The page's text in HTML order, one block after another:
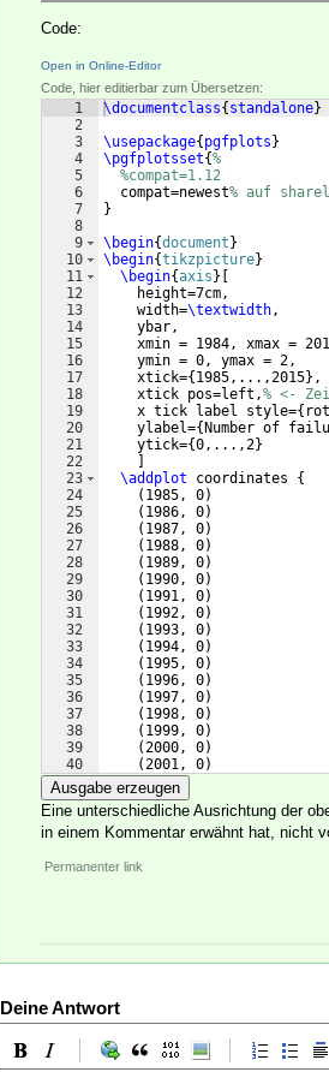
Code:
Open in Online-Editor
Code, hier editierbar zum Übersetzen:
1
2
3
4
5
6
7
8
9
10
11
12
13
14
15
16
17
18
19
20
21
22
23
24
25
26
27
28
29
30
31
32
33
34
35
36
37
38
39
40
41
\documentclass{ standalone}
\usepackage{ pgfplots }
\pgfplotsset{%
%compat=1.12
  compat=newest
% auf
}
\begin{document }
\begin{tikzpicture}
\begin{axis }
    height=7cm,
    width=
\textwidth,
    ybar,
xmin = 1984, xmax =
    ymin = 0, ymax = 2,
    xtick=
{ 1985,...,2015} ,
    xtick pos=left,
% <-
    x tick label style=
{
    ylabel=
{ Number of
    ytick=
{0,...,2}
\addplot coordinates {
( 1985, 0)
( 1986, 0)
( 1987, 0)
( 1988, 0)
( 1989, 0)
( 1990, 0)
( 1991, 0)
( 1992, 0)
( 1993, 0)
( 1994, 0)
( 1995, 0)
( 1996, 0)
( 1997, 0)
( 1998, 0)
( 1999, 0)
(2000, 0)
(2001, 0)
(2002, 0
Ausgabe erzeugen
Eine unterschiedliche Ausrichtung der
in einem Kommentar erwähnt hat, nicht
Permanenter link
Deine Antwort